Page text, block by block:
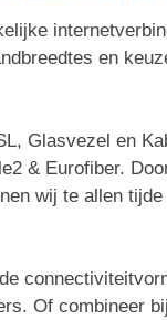
en
Glasvezel en
& Eurofiber.
wij te allen
Of combineer